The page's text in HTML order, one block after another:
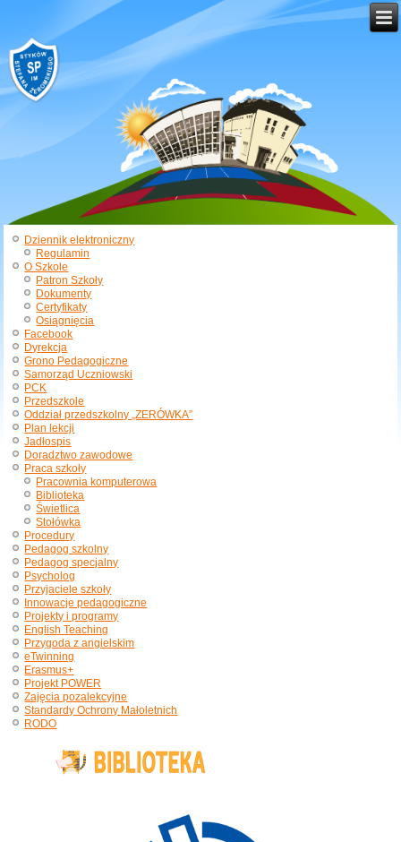
Dziennik elektroniczny
Regulamin
O Szkole
Patron Szkoły
Dokumenty
Certyfikaty
Osiągnięcia
Facebook
Dyrekcja
Grono Pedagogiczne
Samorząd Uczniowski
PCK
Przedszkole
Oddział przedszkolny „ZERÓWKA”
Plan lekcji
Jadłospis
Doradztwo zawodowe
Praca szkoły
Pracownia komputerowa
Biblioteka
Świetlica
Stołówka
Procedury
Pedagog szkolny
Pedagog specjalny
Psycholog
Przyjaciele szkoły
Innowacje pedagogiczne
Projekty i programy
English Teaching
Przygoda z angielskim
eTwinning
Erasmus+
Projekt POWER
Zajęcia pozalekcyjne
Standardy Ochrony Małoletnich
RODO